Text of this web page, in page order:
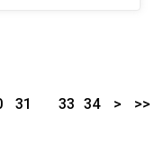
31
33 34 > >>